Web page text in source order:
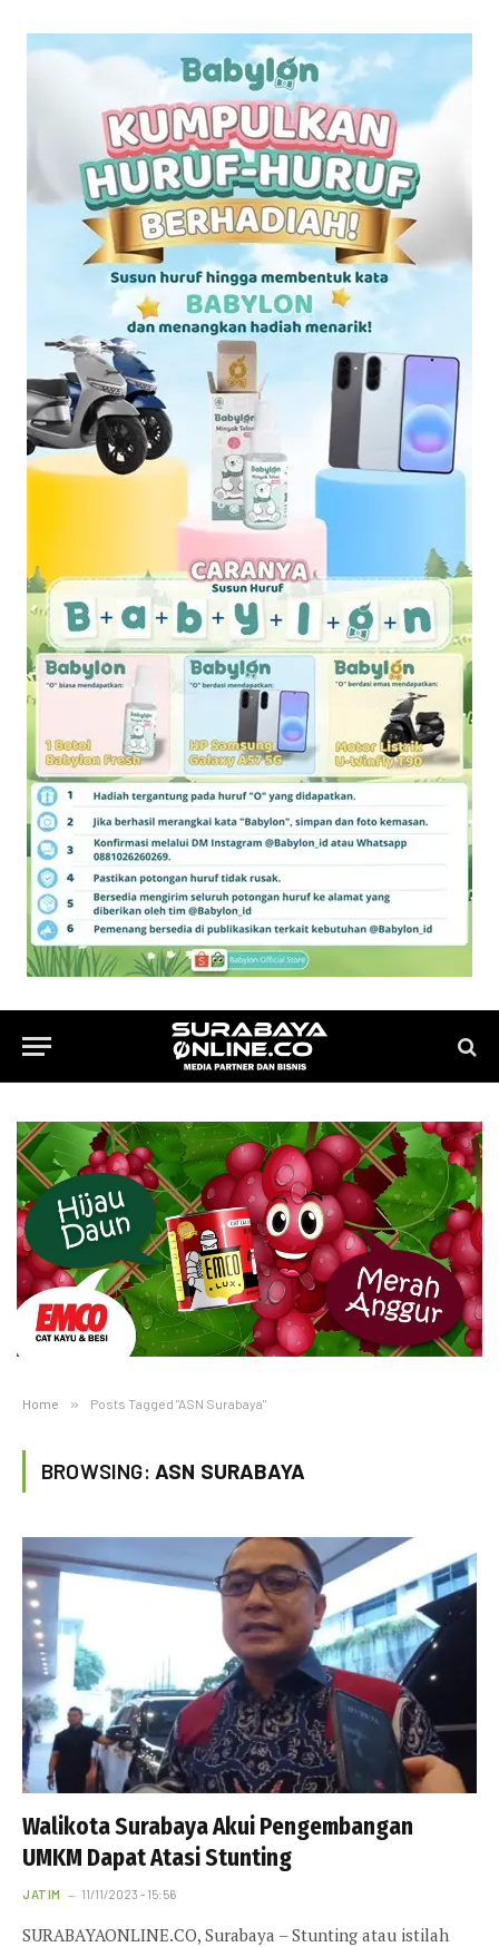
Home » Posts Tagged "ASN Surabaya"
BROWSING: ASN SURABAYA
Walikota Surabaya Akui Pengembangan
UMKM Dapat Atasi Stunting
JATIM 11/11/2023 - 15:56
SURABAYAONLINE.CO, Surabaya – Stunting atau istilah